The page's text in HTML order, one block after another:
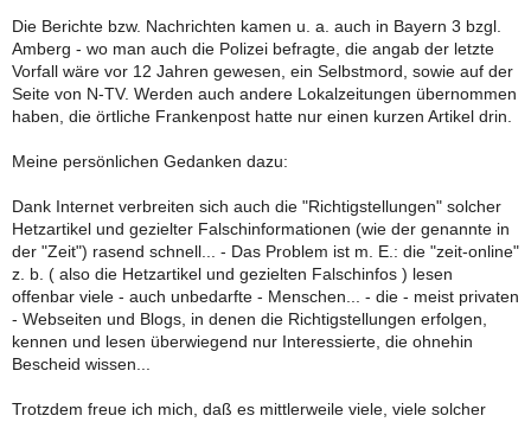
Die Berichte bzw. Nachrichten kamen u. a. auch in Bayern 3 bzgl.
Amberg - wo man auch die Polizei befragte, die angab der letzte
Vorfall wäre vor 12 Jahren gewesen, ein Selbstmord, sowie auf der
Seite von N-TV. Werden auch andere Lokalzeitungen übernommen
haben, die örtliche Frankenpost hatte nur einen kurzen Artikel drin.
Meine persönlichen Gedanken dazu:
Dank Internet verbreiten sich auch die "Richtigstellungen" solcher
Hetzartikel und gezielter Falschinformationen (wie der genannte in
der "Zeit") rasend schnell... - Das Problem ist m. E.: die "zeit-online"
z. b. ( also die Hetzartikel und gezielten Falschinfos ) lesen
offenbar viele - auch unbedarfte - Menschen... - die - meist privaten
- Webseiten und Blogs, in denen die Richtigstellungen erfolgen,
kennen und lesen überwiegend nur Interessierte, die ohnehin
Bescheid wissen...
Trotzdem freue ich mich, daß es mittlerweile viele, viele solcher